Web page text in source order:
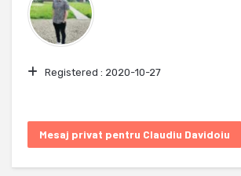
Registered : 2020-10-27
Mesaj privat pentru Claudiu Davidoiu